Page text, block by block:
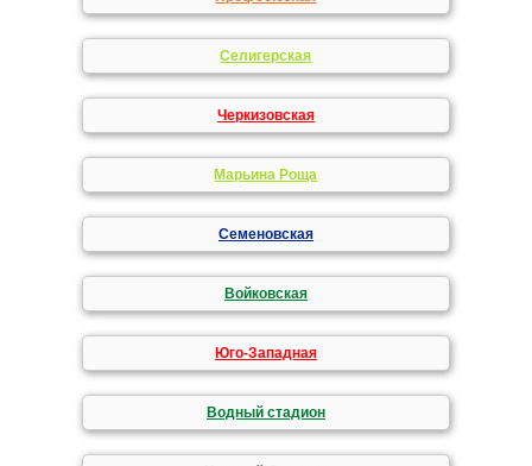
Селигерская
Черкизовская
Марьина Роща
Семеновская
Войковская
Юго-Западная
Водный стадион